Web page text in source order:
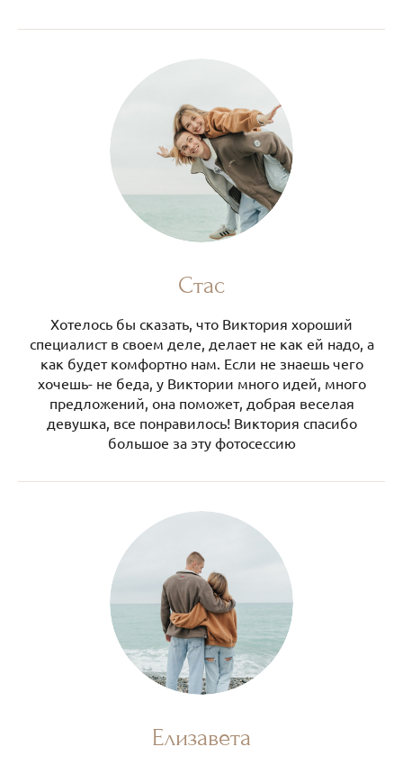
Стас
Хотелось бы сказать, что Виктория хороший
специалист в своем деле, делает не как ей надо, а
как будет комфортно нам. Если не знаешь чего
хочешь- не беда, у Виктории много идей, много
предложений, она поможет, добрая веселая
девушка, все понравилось! Виктория спасибо
большое за эту фотосессию
Елизавета